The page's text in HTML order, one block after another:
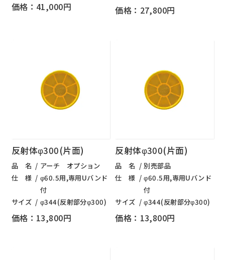
価格：41,000円 価格：27,800円
反射体φ300(片面)
品 名
アーチ オプション
仕 様
φ60.5用,専用Uバンド
付
サイズ
φ344(反射部分φ300)
価格：13,800円
反射体φ300(片面)
品 名
別売部品
仕 様
φ60.5用,専用Uバンド
付
サイズ
φ344(反射部分φ300)
価格：13,800円